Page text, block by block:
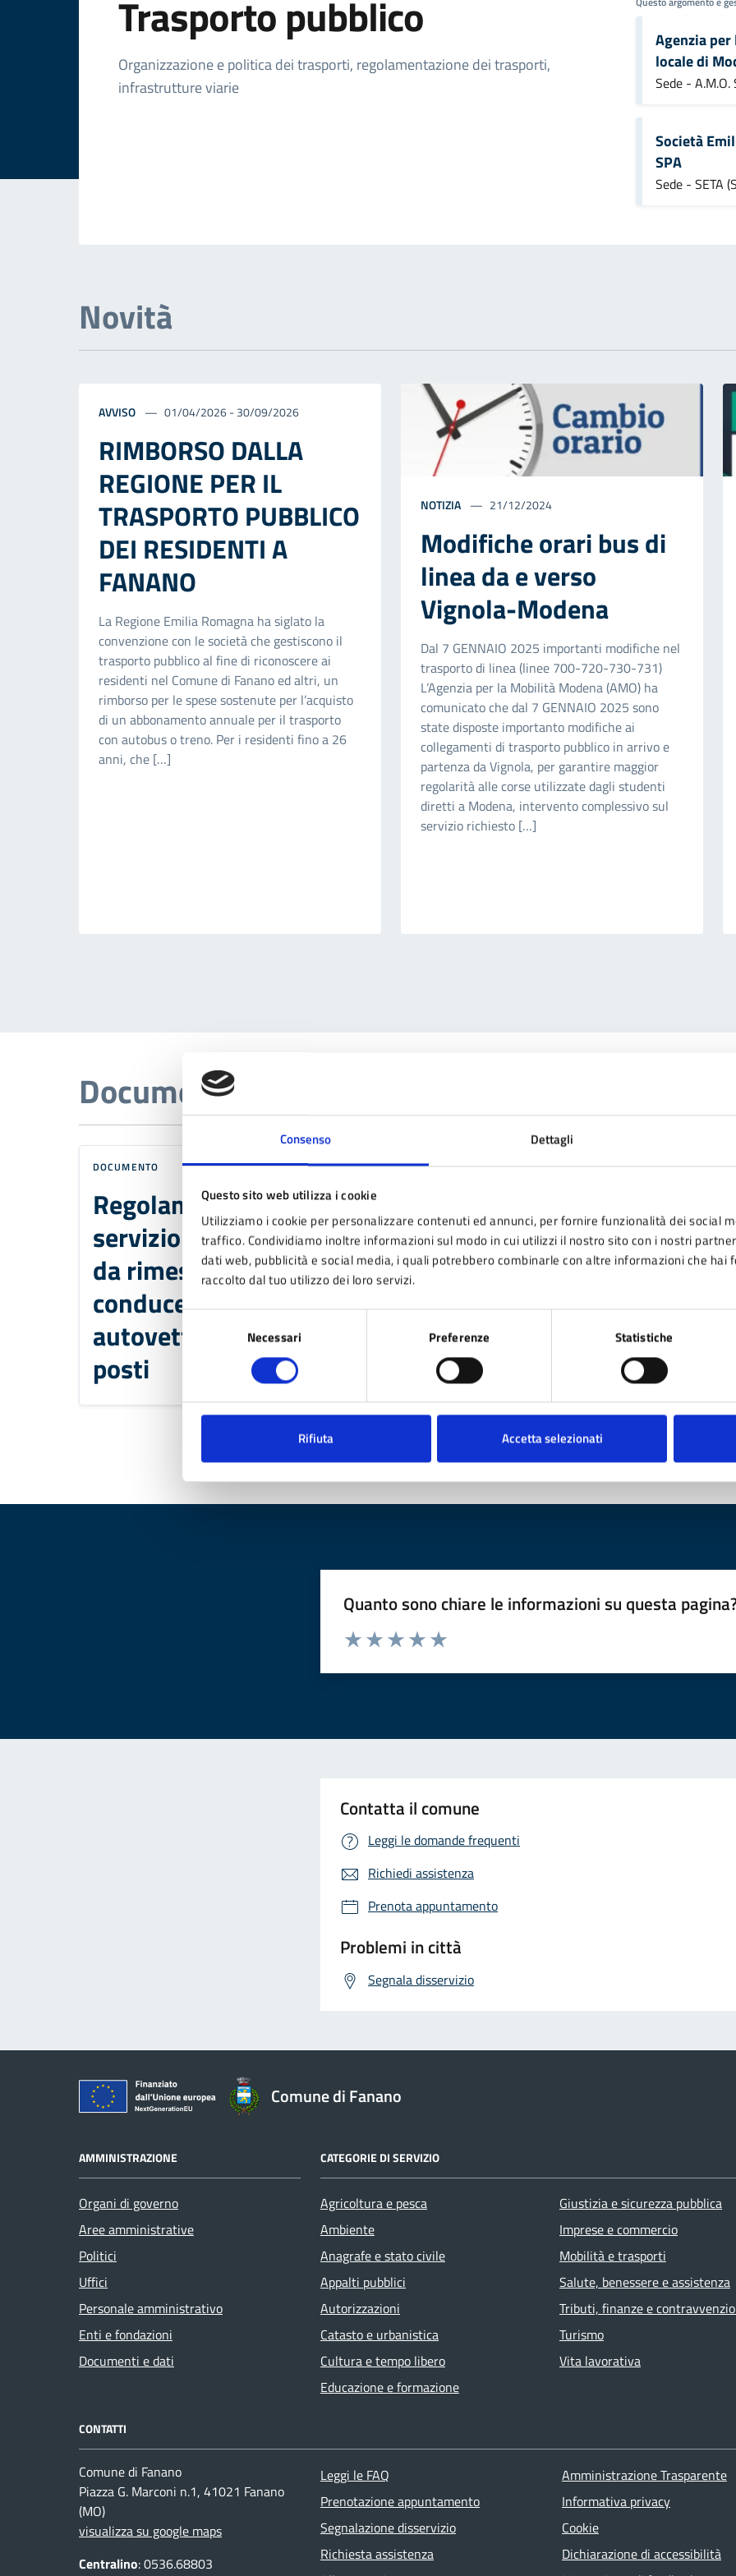
Consenso Dettagli
Questo sito web utilizza i cookie
Utilizziamo i cookie per personalizzare contenuti ed annunci, per fornire funzionalità dei social
traffico. Condividiamo inoltre informazioni sul modo in cui utilizzi il nostro sito con i nostri
dati web, pubblicità e social media, i quali potrebbero combinarle con altre informazioni che hai
raccolto dal tuo utilizzo dei loro servizi.
Selezione
del
Necessari Preferenze Statistiche
Rifiuta Accetta selezionati
Trasporto pubblico
Organizzazione e politica dei trasporti, regolamentazione dei trasporti,
infrastrutture viarie
Agenzia
locale di
Sede - A.M.O.
Società
SPA
Sede - SETA
Novità
AVVISO 01/04/2026 - 30/09/2026
RIMBORSO DALLA
REGIONE PER IL
TRASPORTO PUBBLICO
DEI RESIDENTI A
FANANO
La Regione Emilia Romagna ha siglato la
convenzione con le società che gestiscono il
trasporto pubblico al fine di riconoscere ai
residenti nel Comune di Fanano ed altri, un
rimborso per le spese sostenute per l’acquisto
di un abbonamento annuale per il trasporto
con autobus o treno. Per i residenti fino a 26
anni, che […]
NOTIZIA 21/12/2024
Modifiche orari bus di
linea da e verso
Vignola-Modena
Dal 7 GENNAIO 2025 importanti modifiche nel
trasporto di linea (linee 700-720-730-731)
L’Agenzia per la Mobilità Modena (AMO) ha
comunicato che dal 7 GENNAIO 2025 sono
state disposte importanto modifiche ai
collegamenti di trasporto pubblico in arrivo e
partenza da Vignola, per garantire maggior
regolarità alle corse utilizzate dagli studenti
diretti a Modena, intervento complessivo sul
servizio richiesto […]
Documenti
DOCUMENTO
Regolamento per il
servizio di autonoleggio
da rimessa con
conducente con
autovetture fino a 9
posti
Quanto sono chiare le informazioni su questa
Valuta da 1 a 5 stelle la pagina
Contatta il comune
Leggi le domande frequenti
Richiedi assistenza
Prenota appuntamento
Problemi in città
Segnala disservizio
Comune di Fanano
AMMINISTRAZIONE
Organi di governo
Aree amministrative
Politici
Uffici
Personale amministrativo
Enti e fondazioni
Documenti e dati
CATEGORIE DI SERVIZIO
Agricoltura e pesca
Ambiente
Anagrafe e stato civile
Appalti pubblici
Autorizzazioni
Catasto e urbanistica
Cultura e tempo libero
Educazione e formazione
Giustizia e sicurezza pubblica
Imprese e commercio
Mobilità e trasporti
Salute, benessere e assistenza
Tributi, finanze e
Turismo
Vita lavorativa
CONTATTI
Comune di Fanano
Piazza G. Marconi n.1, 41021 Fanano
(MO)
visualizza su google maps
Centralino: 0536.68803
Leggi le FAQ
Prenotazione appuntamento
Segnalazione disservizio
Richiesta assistenza
Amministrazione Trasparente
Informativa privacy
Cookie
Dichiarazione di accessibilità